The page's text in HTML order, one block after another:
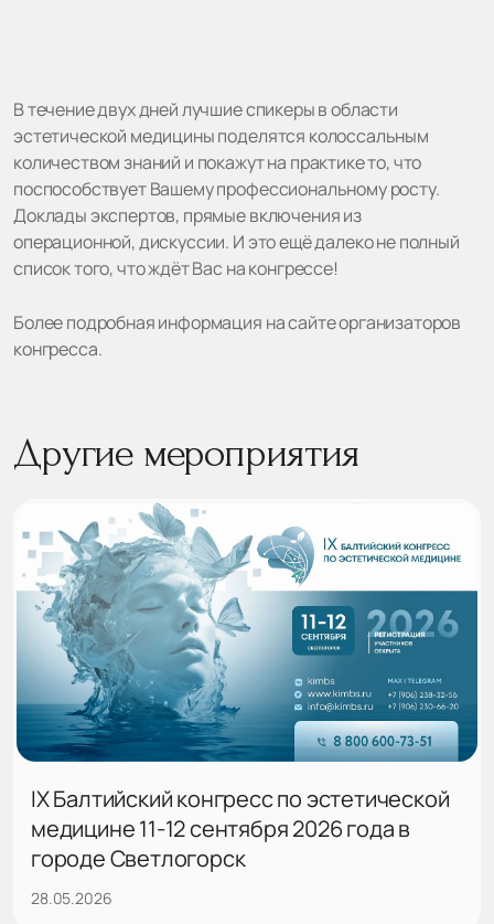
В течение двух дней лучшие спикеры в области
эстетической медицины поделятся колоссальным
количеством знаний и покажут на практике то, что
поспособствует Вашему профессиональному росту.
Доклады экспертов, прямые включения из
операционной, дискуссии. И это ещё далеко не полный
список того, что ждёт Вас на конгрессе!
Более подробная информация на сайте организаторов
конгресса.
Другие мероприятия
IX Балтийский конгресс по эстетической
медицине 11-12 сентября 2026 года в
городе Светлогорск
28.05.2026